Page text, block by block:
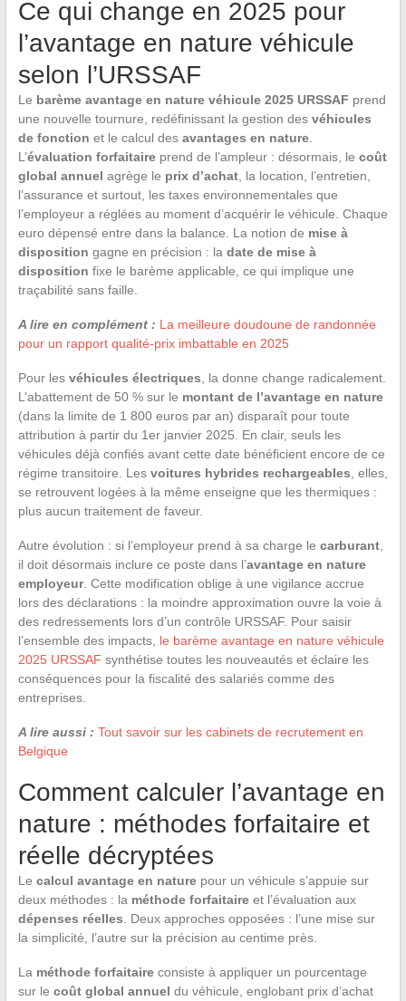
Ce qui change en 2025 pour
l’avantage en nature véhicule
selon l’URSSAF
Le barème avantage en nature véhicule 2025 URSSAF prend
une nouvelle tournure, redéfinissant la gestion des véhicules
de fonction et le calcul des avantages en nature.
L’évaluation forfaitaireprend de l’ampleur : désormais, le coût
global annuel agrège le prix d’achat, la location, l’entretien,
l’assurance et surtout, les taxes environnementales que
l’employeur a réglées au moment d’acquérir le véhicule. Chaque
euro dépensé entre dans la balance. La notion de mise à
disposition gagne en précision : la date de mise à
disposition fixe le barème applicable, ce qui implique une
traçabilité sans faille.
A lire en complément : La meilleure doudoune de randonnée
pour un rapport qualité-prix imbattable en 2025
Pour les véhicules électriques , la donne change radicalement.
L’abattement de 50 % sur le montant de l’avantage en nature
(dans la limite de 1 800 euros par an) disparaît pour toute
attribution à partir du 1er janvier 2025. En clair, seuls les
véhicules déjà confiés avant cette date bénéficient encore de ce
régime transitoire. Les voitures hybrides rechargeables , elles,
se retrouvent logées à la même enseigne que les thermiques :
plus aucun traitement de faveur.
Autre évolution : si l’employeur prend à sa charge le carburant,
il doit désormais inclure ce poste dans l’avantage en nature
employeur. Cette modification oblige à une vigilance accrue
lors des déclarations : la moindre approximation ouvre la voie à
des redressements lors d’un contrôle URSSAF. Pour saisir
l’ensemble des impacts, le barème avantage en nature véhicule
2025 URSSAF synthétise toutes les nouveautés et éclaire les
conséquences pour la fiscalité des salariés comme des
entreprises.
A lire aussi : Tout savoir sur les cabinets de recrutement en
Belgique
Comment calculer l’avantage en
nature : méthodes forfaitaire et
réelle décryptées
Le calcul avantage en naturepour un véhicule s’appuie sur
deux méthodes : la méthode forfaitaireet l’évaluation aux
dépenses réelles . Deux approches opposées : l’une mise sur
la simplicité, l’autre sur la précision au centime près.
La méthode forfaitaireconsiste à appliquer un pourcentage
sur le coût global annuel du véhicule, englobant prix d’achat